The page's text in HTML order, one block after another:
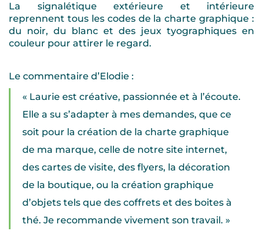
La signalétique extérieure et intérieure
reprennent tous les codes de la charte graphique :
du noir, du blanc et des jeux tyographiques en
couleur pour attirer le regard.
Le commentaire d’Elodie :
« Laurie est créative, passionnée et à l’écoute.
Elle a su s’adapter à mes demandes, que ce
soit pour la création de la charte graphique
de ma marque, celle de notre site internet,
des cartes de visite, des flyers, la décoration
de la boutique, ou la création graphique
d’objets tels que des coffrets et des boites à
thé. Je recommande vivement son travail. »